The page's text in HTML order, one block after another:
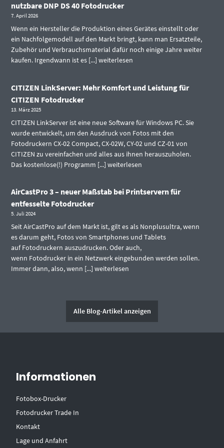
nutzbare DNP DS 40 Fotodrucker
7. April 2026
Wenn ein Hersteller die Produktion eines Gerätes einstellt oder
ein Nachfolgemodell auf den Markt bringt, kann man Ersatzteile,
Zubehör und Verbrauchsmaterial dafür noch einige Jahre weiter
kaufen. Irgendwann ist es [...]weiterlesen
CITIZEN LinkServer: Mehr Komfort und Leistung für
CITIZEN Fotodrucker
13. März 2025
CITIZEN LinkServer ist eine neue Software für Windows PC. Sie
wurde entwickelt, um den Ausdruck von Fotos mit den
Fotodruckern CX-02 Compact, CX-02W, CY-02 und CZ-01 von
CITIZEN zu vereinfachen und alles aus ihnen herauszuholen.
Das kostenlose(!) Programm [...]weiterlesen
AirCastPro 3 – neuer Maßstab bei Printservern für
entfesselte Fotodrucker
5. Juli 2024
Seit AirCastPro auf dem Markt ist, gilt es als Nonplusultra, wenn
es darum geht, Fotos von Smartphones und Tablets
auf Fotodruckern auszudrucken. Oder auch,
wenn Fotodrucker in ein Netzwerk eingebunden werden sollen.
Immer dann, also, wenn [...]weiterlesen
Alle Blog-Artikel anzeigen
Informationen
Fotobox-Drucker
Fotodrucker Trade In
Kontakt
Lage und Anfahrt